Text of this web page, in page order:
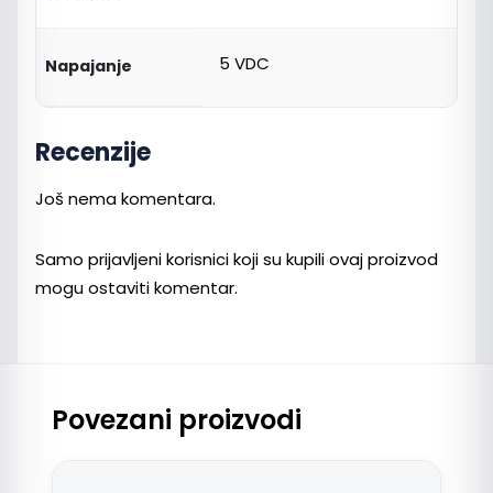
Napajanje 5 VDC
Recenzije
Još nema komentara.
Samo prijavljeni korisnici koji su kupili ovaj proizvod
mogu ostaviti komentar.
Povezani proizvodi